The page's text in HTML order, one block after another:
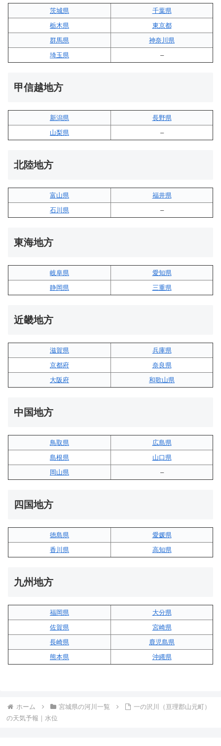
茨城県
千葉県
栃木県
東京都
群馬県
神奈川県
埼玉県
–
甲信越地方
新潟県
長野県
山梨県
–
北陸地方
富山県
福井県
石川県
–
東海地方
岐阜県
愛知県
静岡県
三重県
近畿地方
滋賀県
兵庫県
京都府
奈良県
大阪府
和歌山県
中国地方
鳥取県
広島県
島根県
山口県
岡山県
–
四国地方
徳島県
愛媛県
香川県
高知県
九州地方
福岡県
大分県
佐賀県
宮崎県
長崎県
鹿児島県
熊本県
沖縄県
ホーム 宮城県の河川一覧
一の沢川（亘理郡山元町）
の天気予報｜水位